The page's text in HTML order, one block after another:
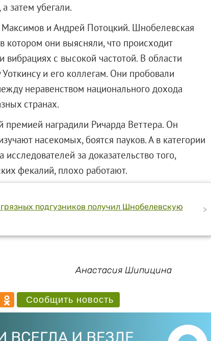
затем убегали.
и Андрей Потоцкий. Шнобелевская
котором они выясняли, что происходит
с высокой частотой. В области
и его коллегам. Они пробовали
неравенством национального дохода
странах.
наградили Ричарда Веттера. Он
насекомых, боятся пауков. А в категории
исследователей за доказательство того,
фекалий, плохо работают.
подгузников получил Шнобелевскую
>
Анастасия Шипицина
Сообщить новость